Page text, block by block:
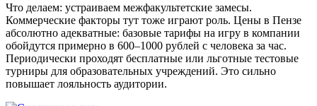
Что делаем: устраиваем межфакультетские замесы.
Коммерческие факторы тут тоже играют роль. Цены в Пензе
абсолютно адекватные: базовые тарифы на игру в компании
обойдутся примерно в 600–1000 рублей с человека за час.
Периодически проходят бесплатные или льготные тестовые
турниры для образовательных учреждений. Это сильно
повышает лояльность аудитории.